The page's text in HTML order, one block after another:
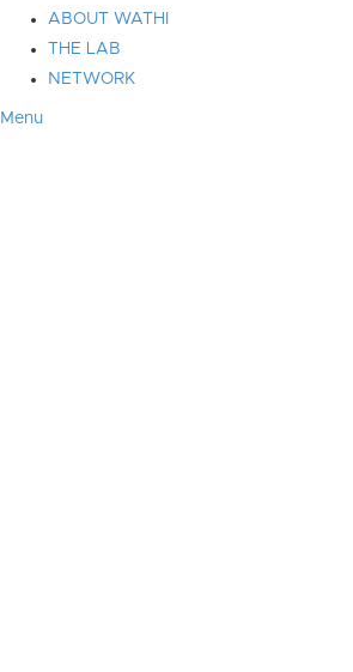
ABOUT WATHI
THE LAB
NETWORK
Menu